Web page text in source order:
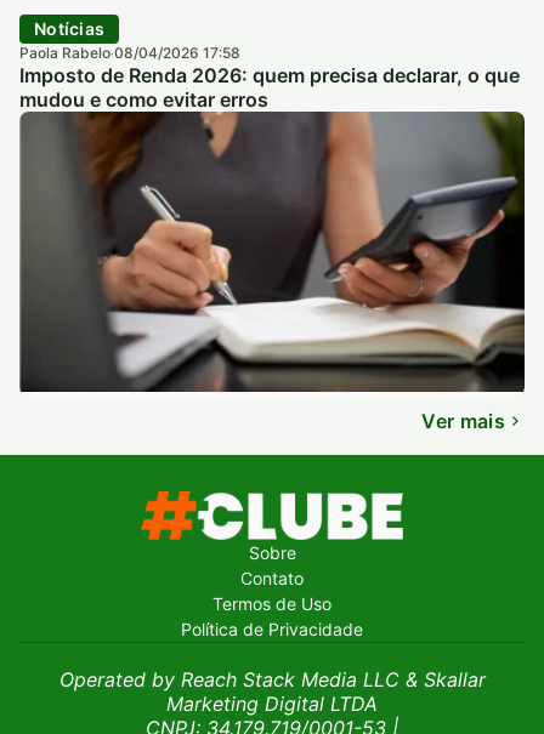
Notícias
Paola Rabelo·08/04/2026 17:58
Imposto de Renda 2026: quem precisa declarar, o que
mudou e como evitar erros
Ver mais
Sobre
Contato
Termos de Uso
Política de Privacidade
Operated by Reach Stack Media LLC & Skallar
Marketing Digital LTDA
CNPJ: 34.179.719/0001-53 |